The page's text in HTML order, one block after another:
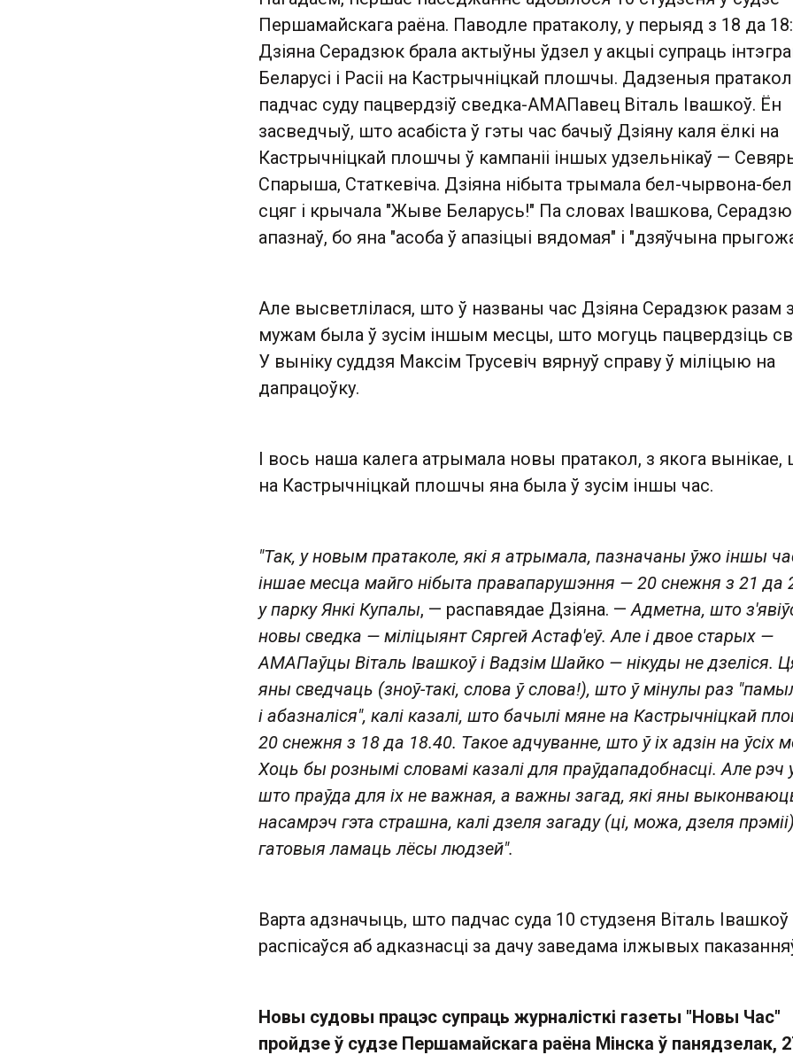
Першамайскага раёна. Паводле пратаколу, у перыяд з 18 да
Дзіяна Серадзюк брала актыўны ўдзел у акцыі супраць
Беларусі і Расіі на Кастрычніцкай плошчы. Дадзеныя
падчас суду пацвердзіў сведка-АМАПавец Віталь Івашкоў. Ён
засведчыў, што асабіста ў гэты час бачыў Дзіяну каля ёлкі на
Кастрычніцкай плошчы ў кампаніі іншых удзельнікаў —
Спарыша, Статкевіча. Дзіяна нібыта трымала бел-чырвона-
сцяг і крычала "Жыве Беларусь!" Па словах Івашкова,
апазнаў, бо яна "асоба ў апазіцыі вядомая" і "дзяўчына
Але высветлілася, што ў названы час Дзіяна Серадзюк разам з
мужам была ў зусім іншым месцы, што могуць пацвердзіць
У выніку суддзя Максім Трусевіч вярнуў справу ў міліцыю на
дапрацоўку.
І вось наша калега атрымала новы пратакол, з якога вынікае,
на Кастрычніцкай плошчы яна была ў зусім іншы час.
"Так, у новым пратаколе, які я атрымала, пазначаны ўжо іншы
іншае месца майго нібыта правапарушэння — 20 снежня з 21 да
у парку Янкі Купалы, — распавядае Дзіяна. —Адметна, што
новы сведка — міліцыянт Сяргей Астаф'еў. Але і двое старых —
АМАПаўцы Віталь Івашкоў і Вадзім Шайко — нікуды не дзеліся.
яны сведчаць (зноў-такі, слова ў слова!), што ў мінулы раз
і абазналіся", калі казалі, што бачылі мяне на Кастрычніцкай
20 снежня з 18 да 18.40. Такое адчуванне, што ў іх адзін на ўсіх
Хоць бы рознымі словамі казалі для праўдападобнасці. Але рэч
што праўда для іх не важная, а важны загад, які яны
насамрэч гэта страшна, калі дзеля загаду (ці, можа, дзеля
гатовыя ламаць лёсы людзей".
Варта адзначыць, што падчас суда 10 студзеня Віталь Івашкоў
распісаўся аб адказнасці за дачу заведама ілжывых
Новы судовы працэс супраць журналісткі газеты "Новы Час"
пройдзе ў судзе Першамайскага раёна Мінска ў панядзелак,